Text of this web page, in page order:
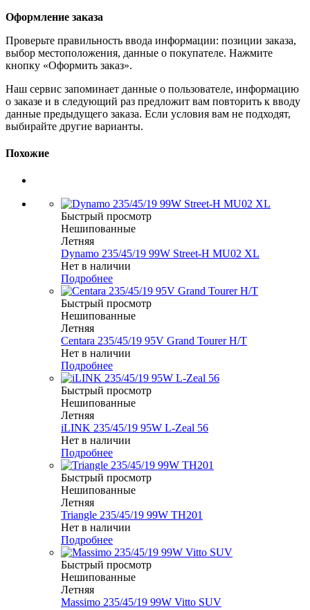
Оформление заказа
Проверьте правильность ввода информации: позиции заказа,
выбор местоположения, данные о покупателе. Нажмите
кнопку «Оформить заказ».
Наш сервис запоминает данные о пользователе, информацию
о заказе и в следующий раз предложит вам повторить к вводу
данные предыдущего заказа. Если условия вам не подходят,
выбирайте другие варианты.
Похожие
Быстрый просмотр
Нешипованные
Летняя
Dynamo 235/45/19 99W Street-H MU02 XL
Нет в наличии
Подробнее
Быстрый просмотр
Нешипованные
Летняя
Centara 235/45/19 95V Grand Tourer H/T
Нет в наличии
Подробнее
Быстрый просмотр
Нешипованные
Летняя
iLINK 235/45/19 95W L-Zeal 56
Нет в наличии
Подробнее
Быстрый просмотр
Нешипованные
Летняя
Triangle 235/45/19 99W TH201
Нет в наличии
Подробнее
Быстрый просмотр
Нешипованные
Летняя
Massimo 235/45/19 99W Vitto SUV